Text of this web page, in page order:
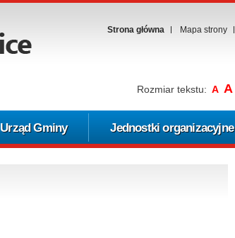
Strona główna Mapa strony
Rozmiar tekstu: A A
Urząd Gminy Jednostki organizacyjne